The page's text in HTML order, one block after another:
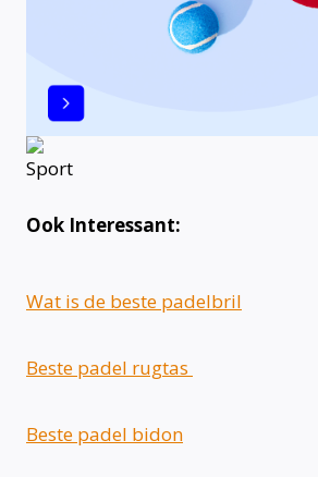
Ook Interessant:
Wat is de beste padelbril
Beste padel rugtas
Beste padel bidon